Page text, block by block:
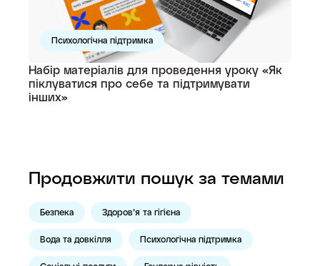
Психологічна підтримка
Набір матеріалів для проведення уроку «Як
піклуватися про себе та підтримувати
інших»
Продовжити пошук за темами
Безпека Здоров’я та гігієна
Вода та довкілля Психологічна підтримка